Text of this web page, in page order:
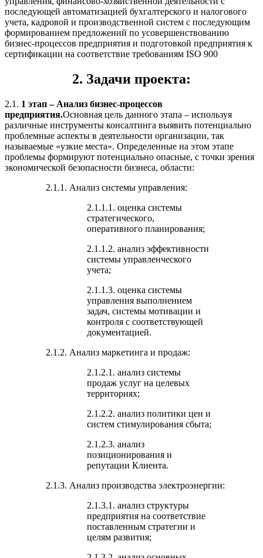
последующей автоматизацией бухгалтерского и налогового
учета, кадровой и производственной систем с последующим
формированием предложений по усовершенствованию
бизнес-процессов предприятия и подготовкой предприятия к
сертификации на соответствие требованиям ISO 900
2. Задачи проекта:
2.1. 1 этап – Анализ бизнес-процессов
предприятия.Основная цель данного этапа – используя
различные инструменты консалтинга выявить потенциально
проблемные аспекты в деятельности организации, так
называемые «узкие места». Определенные на этом этапе
проблемы формируют потенциально опасные, с точки зрения
экономической безопасности бизнеса, области:
2.1.1. Анализ системы управления:
2.1.1.1. оценка системы
стратегического,
оперативного планирования;
2.1.1.2. анализ эффективности
системы управленческого
учета;
2.1.1.3. оценка системы
управления выполнением
задач, системы мотивации и
контроля с соответствующей
документацией.
2.1.2. Анализ маркетинга и продаж:
2.1.2.1. анализ системы
продаж услуг на целевых
территориях;
2.1.2.2. анализ политики цен и
систем стимулирования сбыта;
2.1.2.3. анализ
позиционирования и
репутации Клиента.
2.1.3. Анализ производства электроэнергии:
2.1.3.1. анализ структуры
предприятия на соответствие
поставленным стратегии и
целям развития;